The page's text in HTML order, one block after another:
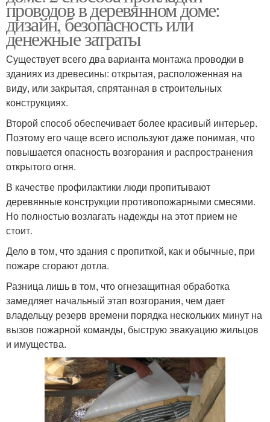
проводов в деревянном доме:
дизайн, безопасность или
денежные затраты
Существует всего два варианта монтажа проводки в
зданиях из древесины: открытая, расположенная на
виду, или закрытая, спрятанная в строительных
конструкциях.
Второй способ обеспечивает более красивый интерьер.
Поэтому его чаще всего используют даже понимая, что
повышается опасность возгорания и распространения
открытого огня.
В качестве профилактики люди пропитывают
деревянные конструкции противопожарными смесями.
Но полностью возлагать надежды на этот прием не
стоит.
Дело в том, что здания с пропиткой, как и обычные, при
пожаре сгорают дотла.
Разница лишь в том, что огнезащитная обработка
замедляет начальный этап возгорания, чем дает
владельцу резерв времени порядка нескольких минут на
вызов пожарной команды, быструю эвакуацию жильцов
и имущества.